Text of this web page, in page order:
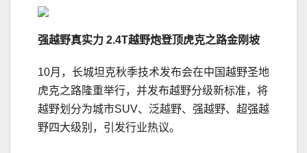
强越野真实力 2.4T越野炮登顶虎克之路金刚坡
10月，长城坦克秋季技术发布会在中国越野圣地
虎克之路隆重举行，并发布越野分级新标准，将
越野划分为城市SUV、泛越野、强越野、超强越
野四大级别，引发行业热议。